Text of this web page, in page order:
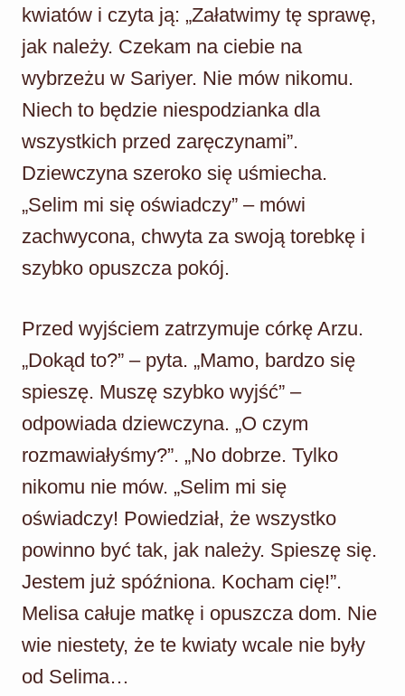
kwiatów i czyta ją: „Załatwimy tę sprawę,
jak należy. Czekam na ciebie na
wybrzeżu w Sariyer. Nie mów nikomu.
Niech to będzie niespodzianka dla
wszystkich przed zaręczynami”.
Dziewczyna szeroko się uśmiecha.
„Selim mi się oświadczy” – mówi
zachwycona, chwyta za swoją torebkę i
szybko opuszcza pokój.
Przed wyjściem zatrzymuje córkę Arzu.
„Dokąd to?” – pyta. „Mamo, bardzo się
spieszę. Muszę szybko wyjść” –
odpowiada dziewczyna. „O czym
rozmawiałyśmy?”. „No dobrze. Tylko
nikomu nie mów. „Selim mi się
oświadczy! Powiedział, że wszystko
powinno być tak, jak należy. Spieszę się.
Jestem już spóźniona. Kocham cię!”.
Melisa całuje matkę i opuszcza dom. Nie
wie niestety, że te kwiaty wcale nie były
od Selima…